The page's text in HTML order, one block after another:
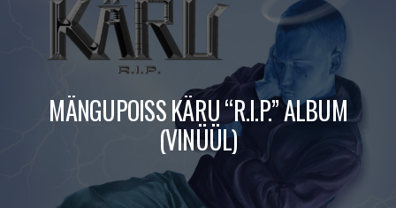
MÄNGUPOISS KÄRU “R.I.P.” ALBUM
(VINÜÜL)